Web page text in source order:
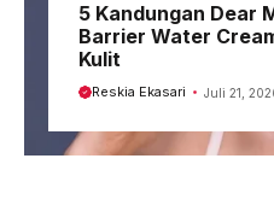
5 Kandungan Dear
Barrier Water
Kulit
Reskia Ekasari Juli 21,